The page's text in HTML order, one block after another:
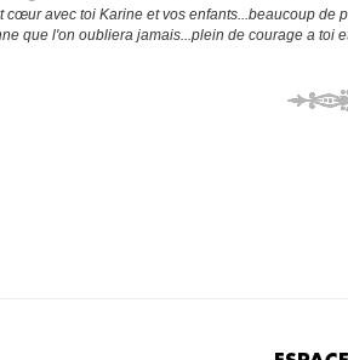
cœur avec toi Karine et vos enfants...beaucoup de
que l'on oubliera jamais...plein de courage a toi